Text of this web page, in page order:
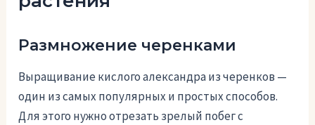
Размножение черенками
Выращивание кислого александра из черенков —
один из самых популярных и простых способов.
Для этого нужно отрезать зрелый побег с